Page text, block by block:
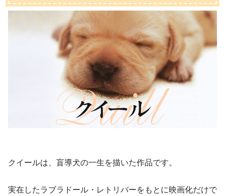
クイールは、盲導犬の一生を描いた作品です。
実在したラブラドール・レトリバーをもとに映画化だけで